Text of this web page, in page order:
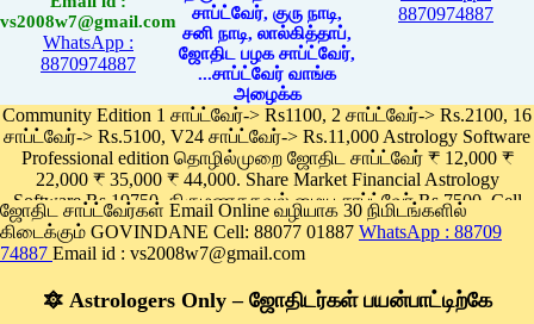
vs2008w7@gmail.com
WhatsApp :
8870974887
8870974887
Community Edition 1 சாப்ட்வேர்-> Rs1100, 2 சாப்ட்வேர்-> Rs.2100, 16
சாப்ட்வேர்-> Rs.5100, V24 சாப்ட்வேர்-> Rs.11,000 Astrology Software
Professional edition தொழில்முறை ஜோதிட சாப்ட்வேர் ₹ 12,000 ₹
22,000 ₹ 35,000 ₹ 44,000. Share Market Financial Astrology
Software Rs.19750, திருமணதகவல் மைய சாப்ட்வேர் Rs.7500, Cell
Phone App Rs. 1100
Pay online
ஜோதிட சாப்ட்வேர்கள் Email Online வழியாக 30 நிமிடங்களில்
கிடைக்கும் GOVINDANE Cell: 88077 01887 WhatsApp : 88709
74887 Email id : vs2008w7@gmail.com
🔯 Astrologers Only – ஜோதிடர்கள் பயன்பாட்டிற்கே